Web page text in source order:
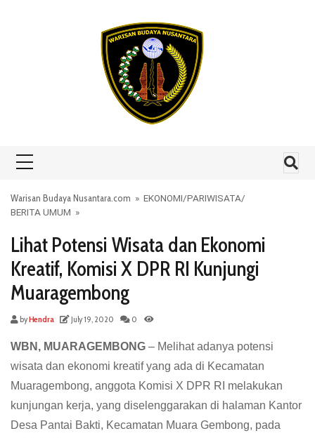
Warisan Budaya Nusantara.com » EKONOMI/PARIWISATA/
BERITA UMUM »
Lihat Potensi Wisata dan Ekonomi
Kreatif, Komisi X DPR RI Kunjungi
Muaragembong
byHendra July 19, 2020 0
WBN, MUARAGEMBONG – Melihat adanya potensi
wisata dan ekonomi kreatif yang ada di Kecamatan
Muaragembong, anggota Komisi X DPR RI melakukan
kunjungan kerja, yang diselenggarakan di halaman Kantor
Desa Pantai Bakti, Kecamatan Muara Gembong, pada